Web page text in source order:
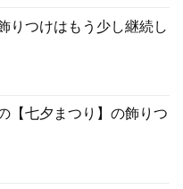
りつけはもう少し継続し
【七夕まつり】の飾りつ